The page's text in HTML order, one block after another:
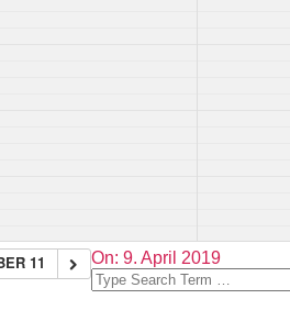
11 On: 9. April 2019
Search